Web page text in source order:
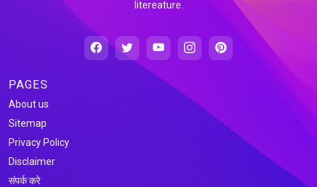
litereature.
PAGES
About us
Sitemap
Privacy Policy
Disclaimer
संपर्क करे